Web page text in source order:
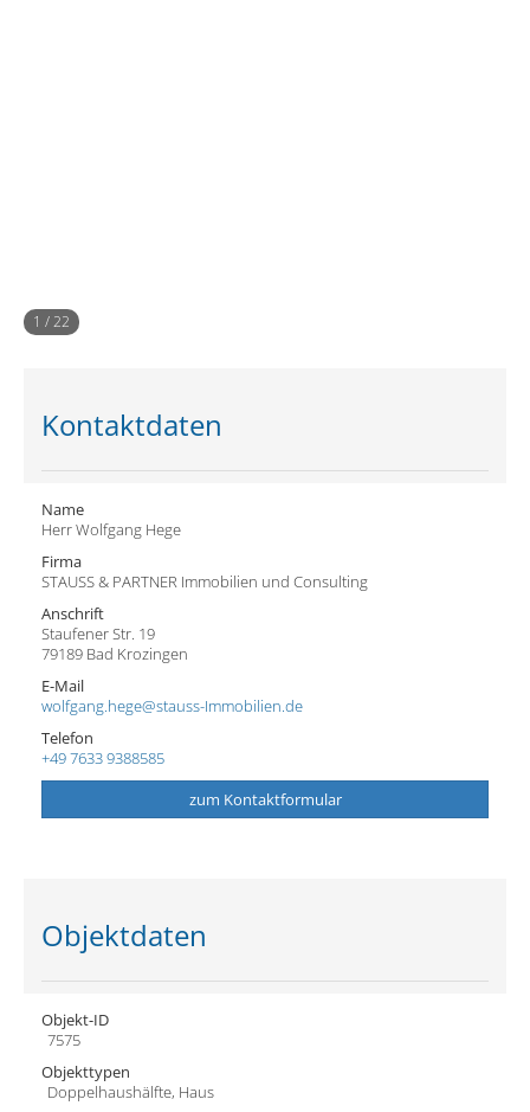
1 /22
Kontaktdaten
Name
Herr Wolfgang Hege
Firma
STAUSS & PARTNER Immobilien und Consulting
Anschrift
Staufener Str. 19
79189 Bad Krozingen
E-Mail
wolfgang.hege@stauss-Immobilien.de
Telefon
+49 7633 9388585
zum Kontaktformular
Objektdaten
Objekt-ID
7575
Objekttypen
Doppelhaushälfte, Haus